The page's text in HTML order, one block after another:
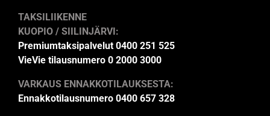
TAKSILIIKENNE
KUOPIO / SIILINJÄRVI:
Premiumtaksipalvelut 0400 251 525
VieVie tilausnumero 0 2000 3000
VARKAUS ENNAKKOTILAUKSESTA:
Ennakkotilausnumero 0400 657 328